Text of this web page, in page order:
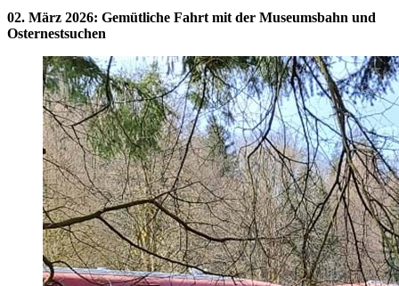
02. März 2026: Gemütliche Fahrt mit der Museumsbahn und
Osternestsuchen